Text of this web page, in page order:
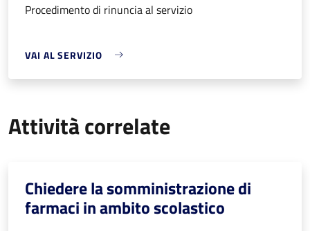
Procedimento di rinuncia al servizio
VAI AL SERVIZIO
Attività correlate
Chiedere la somministrazione di
farmaci in ambito scolastico